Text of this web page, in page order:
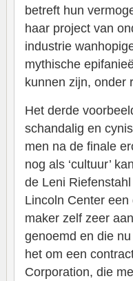
betreft hun
haar project van
industrie
mythische
kunnen zijn, onder
Het derde
schandalig en
men na de finale
nog als ‘cultuur’
de Leni
Lincoln Center
maker zelf zeer
genoemd en die
het om een
Corporation, die